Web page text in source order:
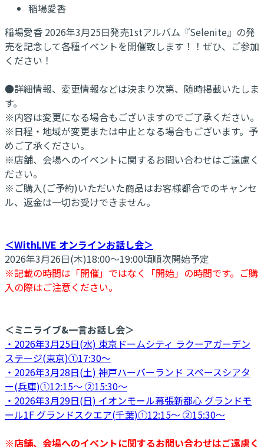
稲場愛香
稲場愛香 2026年3月25日発売1stアルバム『Selenite』の発
売を記念して各種イベントを開催致します！！ぜひ、ご参加
ください！
●詳細情報、変更情報などは決まり次第、随時掲載いたしま
す。
※内容は変更になる場合もございますのでご了承ください。
※日程・地域が変更または中止となる場合もございます。予
めご了承ください。
※店舗、会場へのイベントに関するお問い合わせはご遠慮く
ださい。
※ご購入(ご予約)いただいた商品はお客様都合でのキャンセ
ル、返金は一切お受けできません。
＜WithLIVE オンラインお話し会＞
2026年3月26日(木)18:00〜19:00頃順次開始予定
※記載の時間は「開催」ではなく「開始」の時間です。ご購
入の際はご注意ください。
＜ミニライブ&一言お話し会＞
・2026年3月25日(水) 東京ドームシティ ラクーアガーデン
ステージ(東京)①17:30～
・2026年3月28日(土) 神戸ハーバーランド スペースシアタ
ー(兵庫)①12:15～ ②15:30～
・2026年3月29日(日) イオンモール幕張新都心 グランドモ
ール1F グランドスクエア(千葉)①12:15～ ②15:30～
※店舗、会場へのイベントに関するお問い合わせはご遠慮く